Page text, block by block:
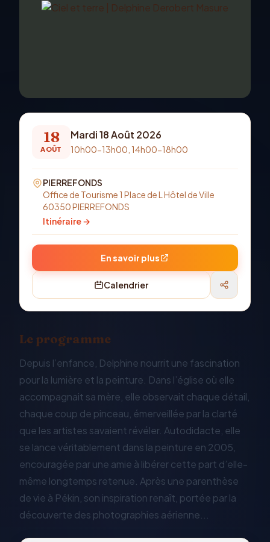
18
AOÛT
Mardi 18 Août 2026
10h00-13h00, 14h00-18h00
PIERREFONDS
Office de Tourisme 1 Place de L Hôtel de Ville
60350 PIERREFONDS
Itinéraire →
En savoir plus
Calendrier
Le programme
Depuis l’enfance, Delphine nourrit une fascination
pour la lumière et la peinture. Dans l’église où elle
accompagnait sa mère, elle observait chaque détail,
chaque coup de pinceau, émerveillée par la clarté
que les artistes savaient révéler. Autodidacte, elle
se lance véritablement dans la peinture en 2005,
encouragée par une amie à libérer cette part d’elle-
même longtemps retenue. Après une parenthèse
de vie à Pékin, son inspiration renaît, portée par la
découverte des photographies aérienne...